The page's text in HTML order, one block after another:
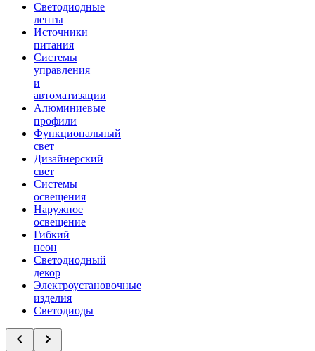
Светодиодные
ленты
Источники
питания
Системы
управления
и
автоматизации
Алюминиевые
профили
Функциональный
свет
Дизайнерский
свет
Системы
освещения
Наружное
освещение
Гибкий
неон
Светодиодный
декор
Электроустановочные
изделия
Светодиоды